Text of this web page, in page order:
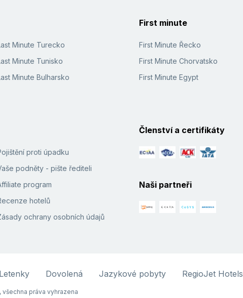
Minute Turecko
Minute Tunisko
Minute Bulharsko
First minute
First Minute Řecko
First Minute Chorvatsko
First Minute Egypt
proti úpadku
podněty - pište řediteli
program
hotelů
ochrany osobních údajů
Členství a certifikáty
Naši partneři
Letenky Dovolená Jazykové pobyty RegioJet Hotels
všechna práva vyhrazena